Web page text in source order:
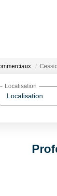
Localisation
Localisation